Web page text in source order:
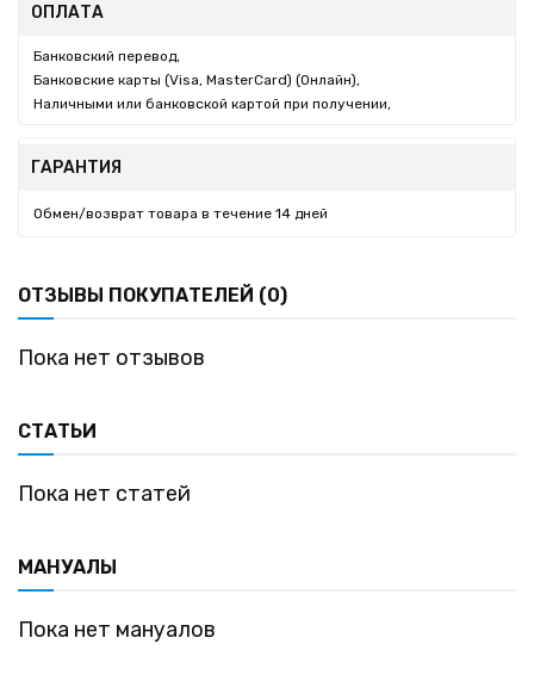
ОПЛАТА
Банковский перевод,
Банковские карты (Visa, MasterCard) (Онлайн),
Наличными или банковской картой при получении,
ГАРАНТИЯ
Обмен/возврат товара в течение 14 дней
ОТЗЫВЫ ПОКУПАТЕЛЕЙ (0)
Пока нет отзывов
СТАТЬИ
Пока нет статей
МАНУАЛЫ
Пока нет мануалов